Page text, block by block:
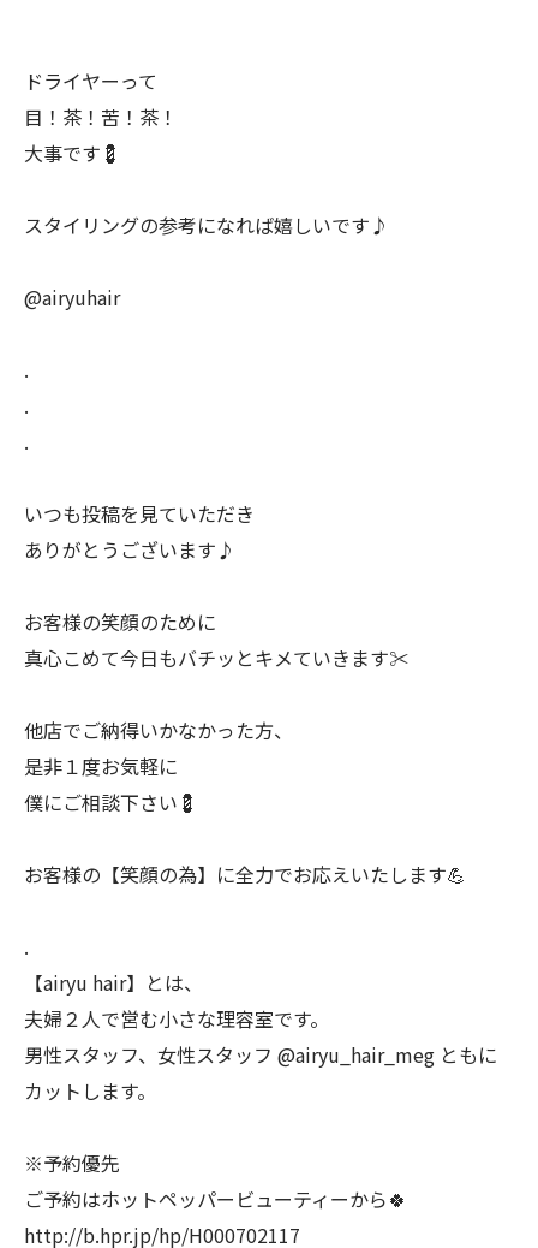
ドライヤーって
目！茶！苦！茶！
大事です💈
スタイリングの参考になれば嬉しいです♪
@airyuhair
.
.
.
いつも投稿を見ていただき
ありがとうございます♪
お客様の笑顔のために
真心こめて今日もバチッとキメていきます✂️
他店でご納得いかなかった方、
是非１度お気軽に
僕にご相談下さい💈
お客様の【笑顔の為】に全力でお応えいたします💪
.
【airyu hair】とは、
夫婦２人で営む小さな理容室です。
男性スタッフ、女性スタッフ @airyu_hair_meg ともに
カットします。
※予約優先
ご予約はホットペッパービューティーから🍀
http://b.hpr.jp/hp/H000702117